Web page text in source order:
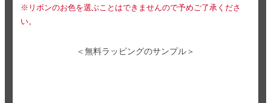
※リボンのお色を選ぶことはできませんので予めご了承くださ
い。
＜無料ラッピングのサンプル＞